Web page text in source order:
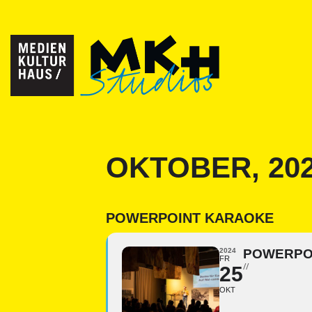
OKTOBER,
POWERPOINT KARAOKE
2024
FR
25
OKT
//